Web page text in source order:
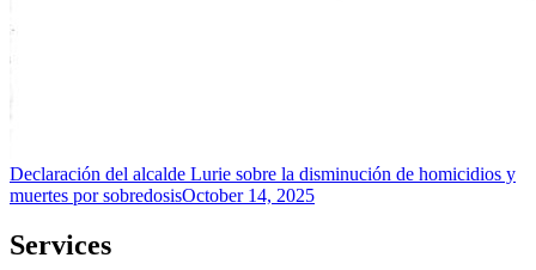
Declaración del alcalde Lurie sobre la disminución de homicidios y
muertes por sobredosisOctober 14, 2025
Services